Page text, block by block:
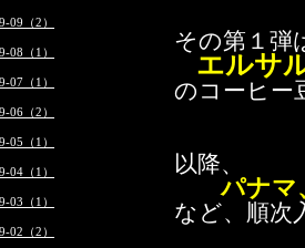
その第１弾
エルサ
のコーヒー
以降、
パナマ
など、順次
09（2）
08（1）
07（1）
06（2）
05（1）
04（1）
03（1）
02（2）